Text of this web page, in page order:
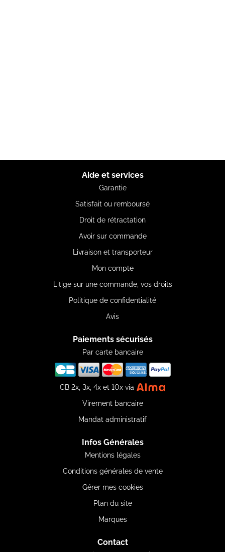
Aide et services
Garantie
Satisfait ou remboursé
Droit de rétractation
Avoir sur commande
Livraison et transporteur
Mon compte
Litige sur une commande, vos droits
Politique de confidentialité
Avis
Paiements sécurisés
Par carte bancaire
CB 2x, 3x, 4x et 10x via
Virement bancaire
Mandat administratif
Infos Générales
Mentions légales
Conditions générales de vente
Gérer mes cookies
Plan du site
Marques
Contact